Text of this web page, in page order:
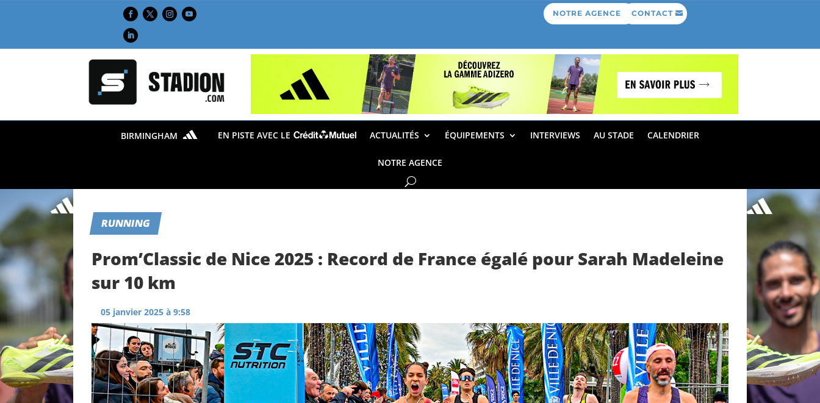
NOTRE AGENCE CONTACT
BIRMINGHAM EN PISTE AVEC LE ACTUALITÉS ÉQUIPEMENTS INTERVIEWS AU STADE CALENDRIER
NOTRE AGENCE
RUNNING
Prom’Classic de Nice 2025 : Record de France égalé pour Sarah Madeleine
sur 10 km
05 janvier 2025 à 9:58